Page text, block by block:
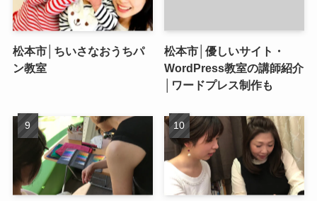
松本市│ちいさなおうちパ
ン教室
松本市│優しいサイト・
WordPress教室の講師紹介
│ワードプレス制作も